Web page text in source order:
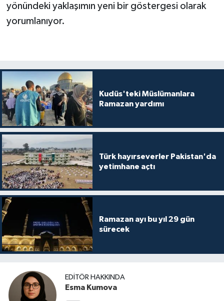
yönündeki yaklaşımın yeni bir göstergesi olarak
yorumlanıyor.
Kudüs'teki Müslümanlara
Ramazan yardımı
Türk hayırseverler Pakistan'da
yetimhane açtı
Ramazan ayı bu yıl 29 gün
sürecek
EDITÖR HAKKINDA
Esma Kumova